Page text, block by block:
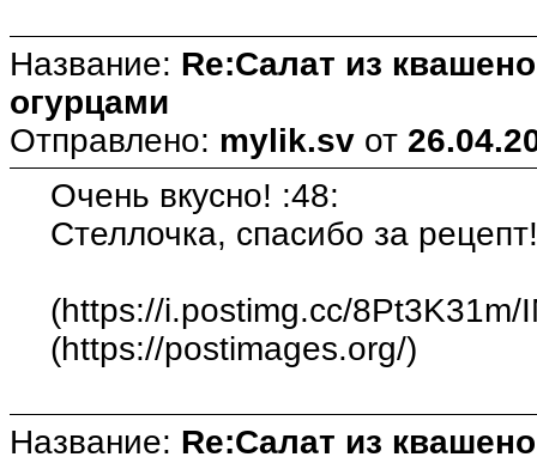
Название: Re:Салат из
огурцами
Отправлено: mylik.sv от
Очень вкусно! :48:
Стеллочка, спасибо за
(https://i.postimg.cc/8Pt3K31m/
(https://postimages.org/)
Название: Re:Салат из